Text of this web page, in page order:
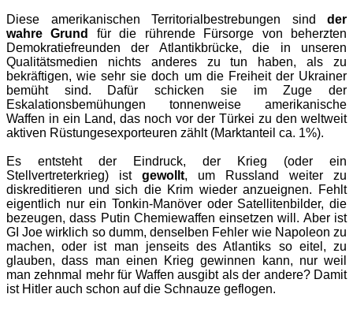
Diese amerikanischen Territorialbestrebungen sind der
wahre Grund
für die rührende Fürsorge von beherzten
Demokratiefreunden der Atlantikbrücke, die in unseren
Qualitätsmedien nichts anderes zu tun haben, als zu
bekräftigen, wie sehr sie doch um die Freiheit der Ukrainer
bemüht sind. Dafür schicken sie im Zuge der
Eskalationsbemühungen tonnenweise amerikanische
Waffen in ein Land, das noch vor der Türkei zu den weltweit
aktiven Rüstungesexporteuren zählt (Marktanteil ca. 1%).
Es entsteht der Eindruck, der Krieg (oder ein
Stellvertreterkrieg) ist gewollt, um Russland weiter zu
diskreditieren und sich die Krim wieder anzueignen. Fehlt
eigentlich nur ein Tonkin-Manöver oder Satellitenbilder, die
bezeugen, dass Putin Chemiewaffen einsetzen will. Aber ist
GI Joe wirklich so dumm, denselben Fehler wie Napoleon zu
machen, oder ist man jenseits des Atlantiks so eitel, zu
glauben, dass man einen Krieg gewinnen kann, nur weil
man zehnmal mehr für Waffen ausgibt als der andere? Damit
ist Hitler auch schon auf die Schnauze geflogen.